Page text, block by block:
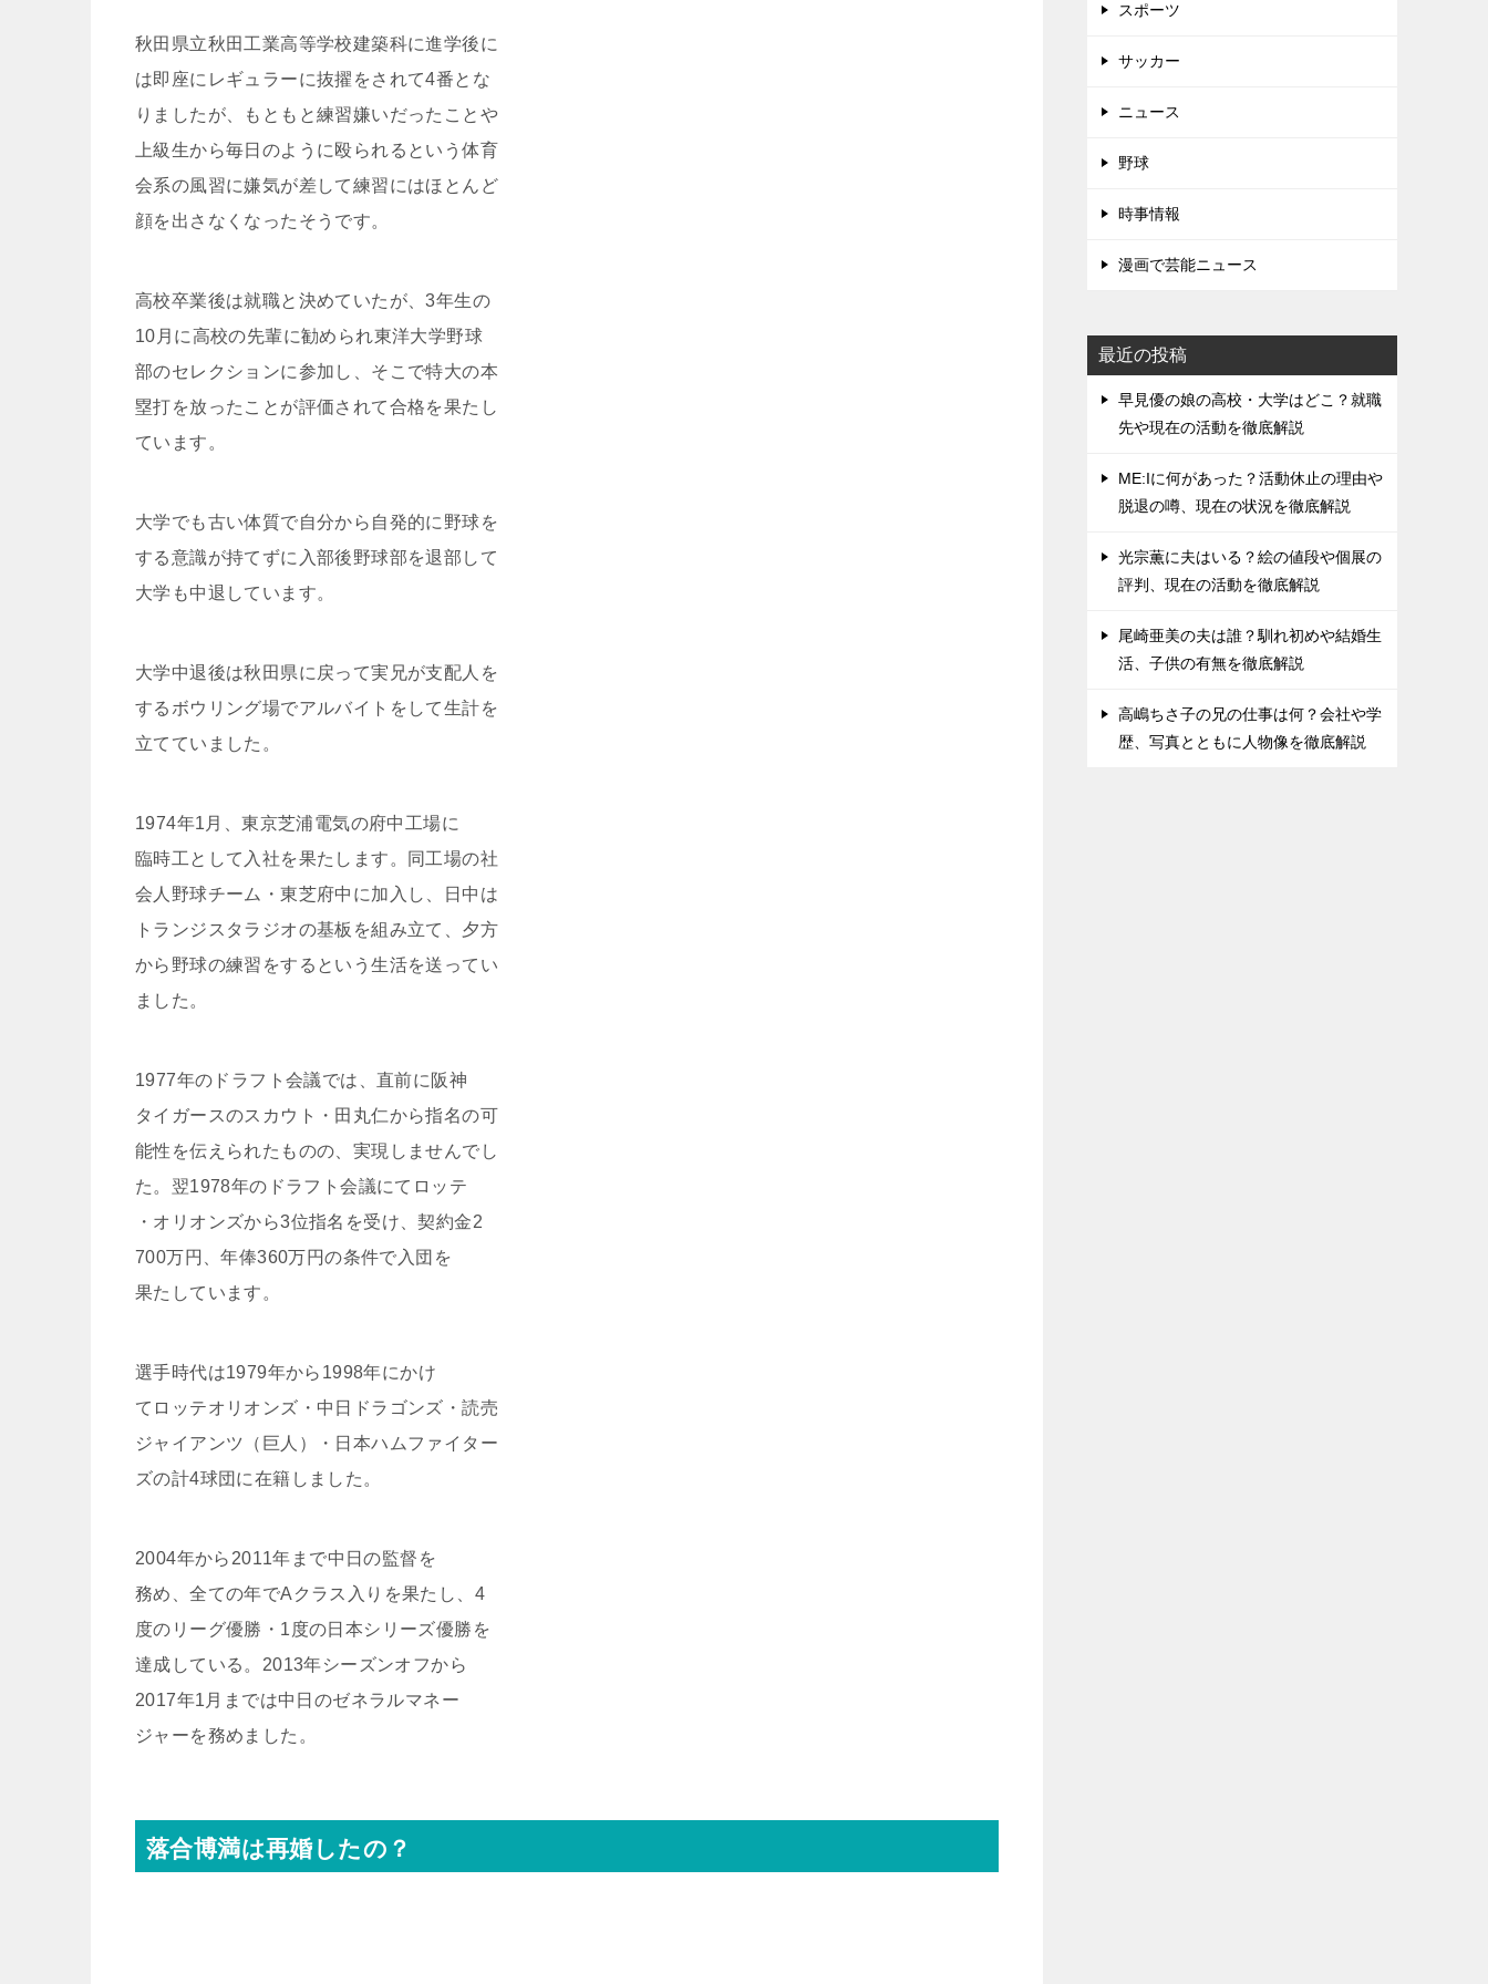
秋田県立秋田工業高等学校建築科に進学後に
は即座にレギュラーに抜擢をされて4番とな
りましたが、もともと練習嫌いだったことや
上級生から毎日のように殴られるという体育
会系の風習に嫌気が差して練習にはほとんど
顔を出さなくなったそうです。
高校卒業後は就職と決めていたが、3年生の
10月に高校の先輩に勧められ東洋大学野球
部のセレクションに参加し、そこで特大の本
塁打を放ったことが評価されて合格を果たし
ています。
大学でも古い体質で自分から自発的に野球を
する意識が持てずに入部後野球部を退部して
大学も中退しています。
大学中退後は秋田県に戻って実兄が支配人を
するボウリング場でアルバイトをして生計を
立てていました。
1974年1月、東京芝浦電気の府中工場に
臨時工として入社を果たします。同工場の社
会人野球チーム・東芝府中に加入し、日中は
トランジスタラジオの基板を組み立て、夕方
から野球の練習をするという生活を送ってい
ました。
1977年のドラフト会議では、直前に阪神
タイガースのスカウト・田丸仁から指名の可
能性を伝えられたものの、実現しませんでし
た。翌1978年のドラフト会議にてロッテ
・オリオンズから3位指名を受け、契約金2
700万円、年俸360万円の条件で入団を
果たしています。
選手時代は1979年から1998年にかけ
てロッテオリオンズ・中日ドラゴンズ・読売
ジャイアンツ（巨人）・日本ハムファイター
ズの計4球団に在籍しました。
2004年から2011年まで中日の監督を
務め、全ての年でAクラス入りを果たし、4
度のリーグ優勝・1度の日本シリーズ優勝を
達成している。2013年シーズンオフから
2017年1月までは中日のゼネラルマネー
ジャーを務めました。
落合博満は再婚したの？
スポーツ
サッカー
ニュース
野球
時事情報
漫画で芸能ニュース
最近の投稿
早見優の娘の高校・大学はどこ？就職
先や現在の活動を徹底解説
ME:Iに何があった？活動休止の理由や
脱退の噂、現在の状況を徹底解説
光宗薫に夫はいる？絵の値段や個展の
評判、現在の活動を徹底解説
尾崎亜美の夫は誰？馴れ初めや結婚生
活、子供の有無を徹底解説
高嶋ちさ子の兄の仕事は何？会社や学
歴、写真とともに人物像を徹底解説